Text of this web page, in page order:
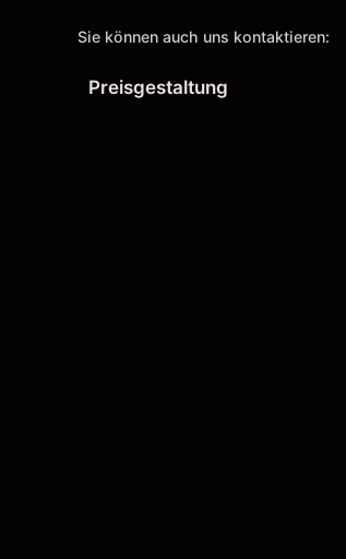
Sie können auch uns kontaktieren:
Preisgestaltung